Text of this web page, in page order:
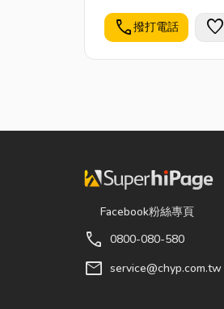
call撥打電話 favorite
Facebook粉絲專頁
call 0800-080-580
mail service@chyp.com.tw